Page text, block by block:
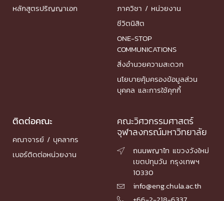
หลักสูตรปริญญาเอก
ภาควิชา / หน่วยงาน
ชีวิตนิสิต
ONE-STOP
COMMUNICATIONS
สิ่งอำนวยความสะดวก
นโยบายคุ้มครองข้อมูลส่วน
บุคคล และการใช้คุกกี้
ติดต่อคณะ
คณาจารย์ / บุคลากร
เบอร์ติดต่อหน่วยงาน
คณะวิศวกรรมศาสตร์
จุฬาลงกรณ์มหาวิทยาลัย

ถนนพญาไท แขวงวังใหม่
เขตปทุมวัน กรุงเทพฯ
10330
 info@eng.chula.ac.th